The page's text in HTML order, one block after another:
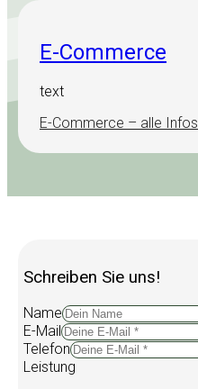
E-Commerce
text
E-Commerce – alle Infos
Schreiben Sie uns!
Name
E-Mail
Telefon
Leistung